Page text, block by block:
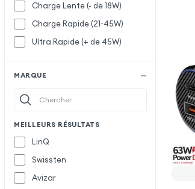
Charge Lente (- de 18W)
Charge Rapide (21~45W)
Ultra Rapide (+ de 45W)
MARQUE
MEILLEURS RÉSULTATS
LinQ
Swissten
Avizar